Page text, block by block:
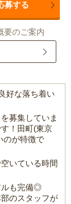
募する
要のご案内
好な落ち着い
募集していま
！田町(東京
のが特徴で
いている時間
ルも完備◎
のスタッフが